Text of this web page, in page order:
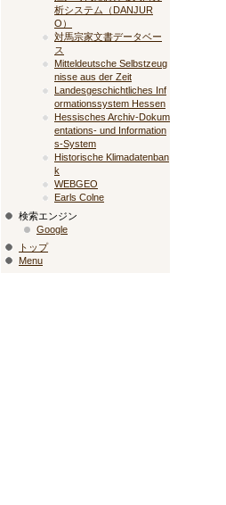
析システム（DANJUR
O）
対馬宗家文書データベー
ス
Mitteldeutsche Selbstzeug
nisse aus der Zeit
Landesgeschichtliches Inf
ormationssystem Hessen
Hessisches Archiv-Dokum
entations- und Information
s-System
Historische Klimadatenban
k
WEBGEO
Earls Colne
検索エンジン
Google
トップ
Menu